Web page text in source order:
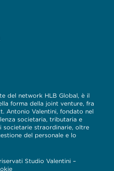
del network HLB Global, è il
forma della joint venture, fra
Antonio Valentini, fondato nel
societaria, tributaria e
societarie straordinarie, oltre
del personale e lo
Studio Valentini –